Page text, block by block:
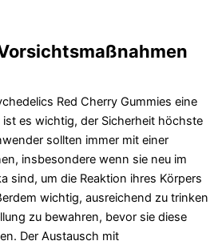
Red Cherry Gummies eine
ist es wichtig, der Sicherheit höchste
sollten immer mit einer
insbesondere wenn sie neu im
sind, um die Reaktion ihres Körpers
wichtig, ausreichend zu trinken
zu bewahren, bevor sie diese
Der Austausch mit